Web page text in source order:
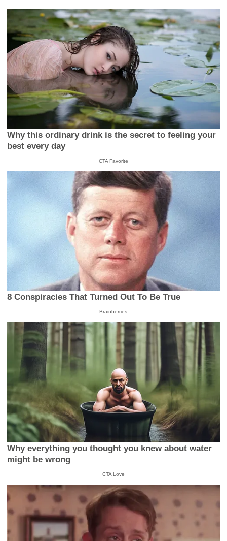
Why this ordinary drink is the secret to feeling your
best every day
CTA Favorite
8 Conspiracies That Turned Out To Be True
Brainberries
Why everything you thought you knew about water
might be wrong
CTA Love